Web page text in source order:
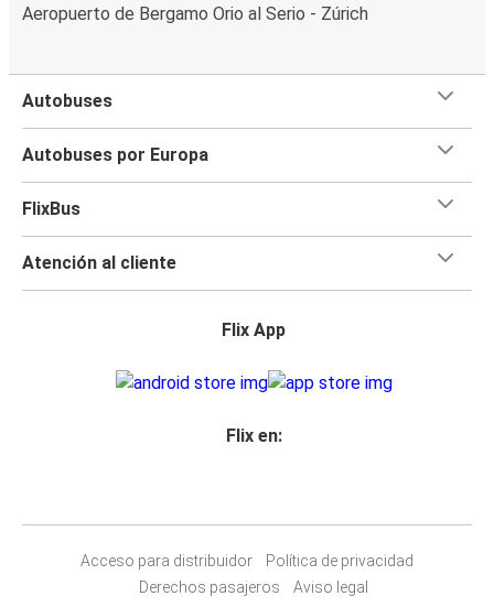
Aeropuerto de Bergamo Orio al Serio - Zúrich
Autobuses
Autobuses por Europa
FlixBus
Atención al cliente
Flix App
Flix en:
Acceso para distribuidor
Política de privacidad
Derechos pasajeros
Aviso legal